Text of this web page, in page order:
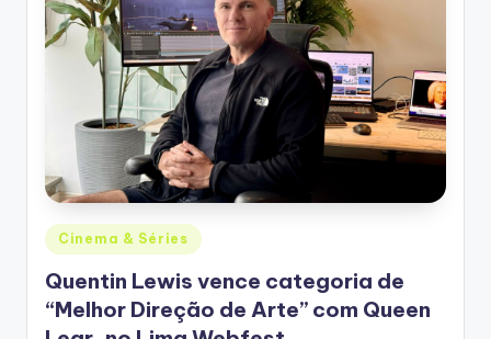
Posted
in
Cinema & Séries
Quentin Lewis vence categoria de
“Melhor Direção de Arte” com Queen